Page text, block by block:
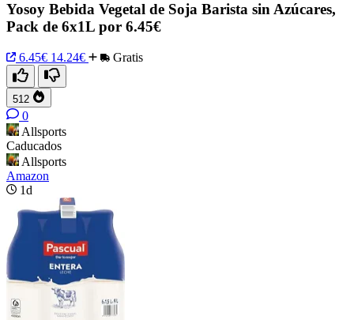
Yosoy Bebida Vegetal de Soja Barista sin Azúcares,
Pack de 6x1L por 6.45€
6.45€ 14.24€ Gratis
512
0
Allsports
Caducados
Allsports
Amazon
1d